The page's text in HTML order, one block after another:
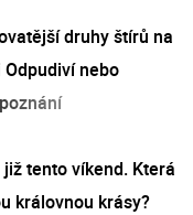
druhy štírů na
nebo
tento víkend. Která
královnou krásy?